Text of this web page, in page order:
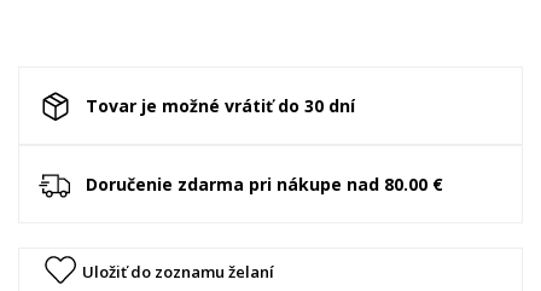
Tovar je možné vrátiť do 30 dní
Doručenie zdarma pri nákupe nad 80.00 €
Uložiť do zoznamu želaní